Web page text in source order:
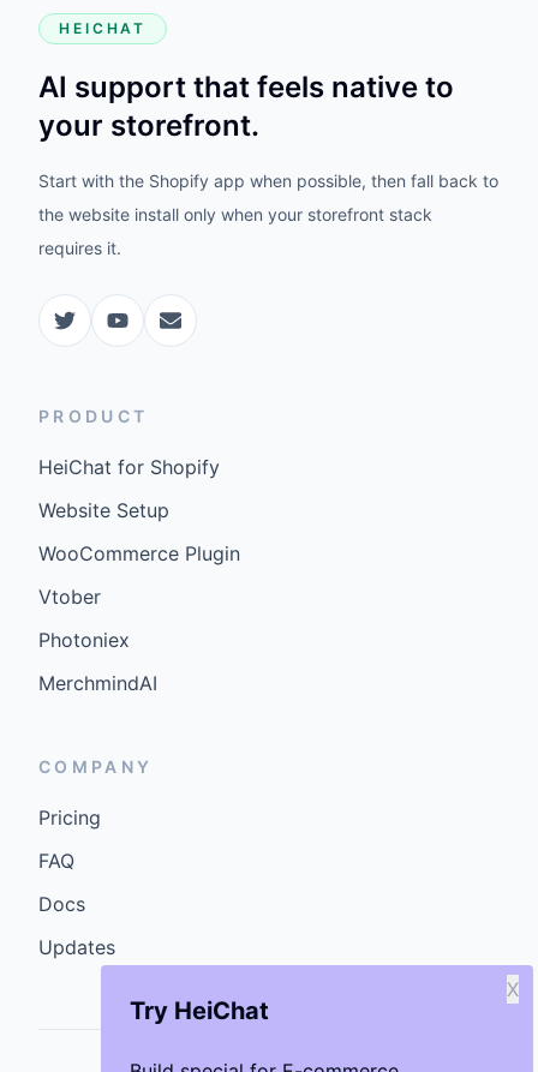
Try HeiChat
X
HEICHAT
AI support that feels native to
your storefront.
Start with the Shopify app when possible, then fall back to
the website install only when your storefront stack
requires it.
PRODUCT
HeiChat for Shopify
Website Setup
WooCommerce Plugin
Vtober
Photoniex
MerchmindAI
COMPANY
Pricing
FAQ
Docs
Updates